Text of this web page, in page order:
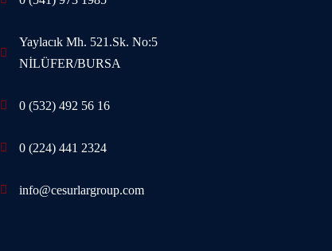
Yaylacık Mh. 521.Sk. No:5
NİLÜFER/BURSA
0 (532) 492 56 16
0 (224) 441 2324
info@cesurlargroup.com